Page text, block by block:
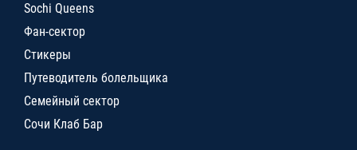
Sochi Queens
Фан-сектор
Стикеры
Путеводитель болельщика
Семейный сектор
Сочи Клаб Бар